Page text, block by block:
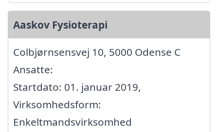
Aaskov Fysioterapi
Colbjørnsensvej 10, 5000 Odense C
Ansatte:
Startdato: 01. januar 2019,
Virksomhedsform:
Enkeltmandsvirksomhed